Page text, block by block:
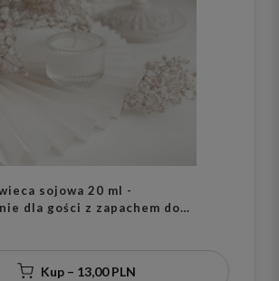
sojowa 20 ml -
dla gości z zapachem do
Kup – 13,00 PLN